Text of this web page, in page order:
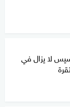
لا يزال في